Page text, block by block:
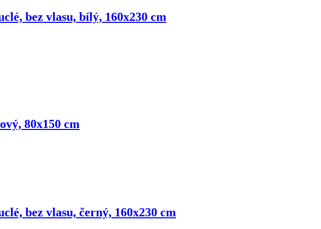
bez vlasu, bílý, 160x230 cm
80x150 cm
bez vlasu, černý, 160x230 cm